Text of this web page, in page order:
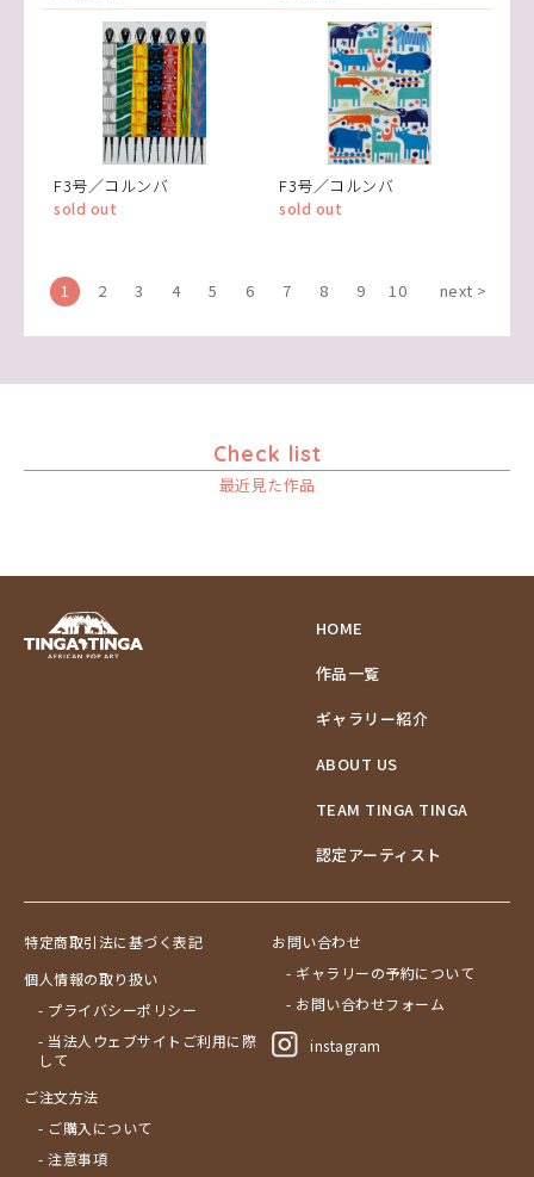
F3号／コルンバ
sold out
F3号／コルンバ
sold out
1 2 3 4 5 6 7 8 9 10 next >
Check list
最近見た作品
HOME
作品一覧
ギャラリー紹介
ABOUT US
TEAM TINGA TINGA
認定アーティスト
特定商取引法に基づく表記
個人情報の取り扱い
- プライバシーポリシー
- 当法人ウェブサイトご利用に際
して
ご注文方法
- ご購入について
- 注意事項
お問い合わせ
- ギャラリーの予約について
- お問い合わせフォーム
instagram